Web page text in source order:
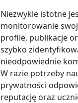
Niezwykle istotne
monitorowanie
profile, publikacje
szybko
nieodpowiednie
W razie potrzeby
prywatności
reputację oraz